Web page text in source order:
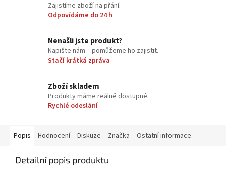
Zajistíme zboží na přání.
Odpovídáme do 24 h
Nenašli jste produkt?
Napište nám – pomůžeme ho zajistit.
Stačí krátká zpráva
Zboží skladem
Produkty máme reálně dostupné.
Rychlé odeslání
Popis Hodnocení Diskuze Značka Ostatní informace
Detailní popis produktu